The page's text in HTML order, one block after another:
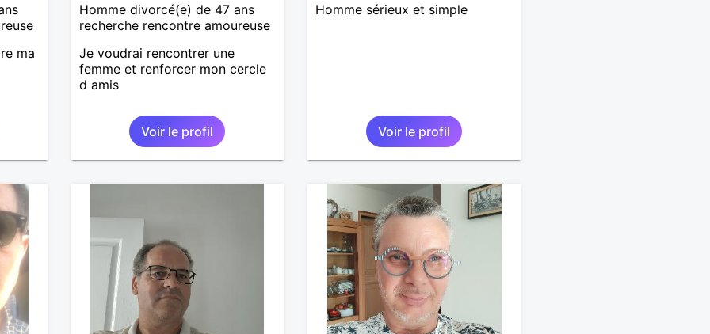
ma
Homme divorcé(e) de 47 ans
recherche rencontre amoureuse
Je voudrai rencontrer une
femme et renforcer mon cercle
d amis
Voir le profil
Homme sérieux et simple
Voir le profil